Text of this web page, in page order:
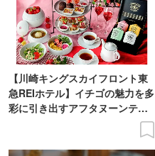
【川崎キングスカイフロント東
急REIホテル】イチゴの魅力を多
彩に引き出すアフタヌーンティ